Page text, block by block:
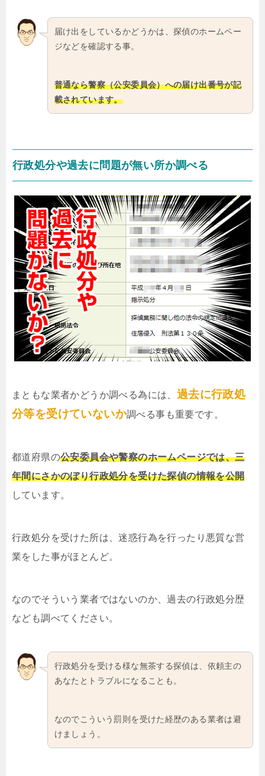
届け出をしているかどうかは、探偵のホームペー
ジなどを確認する事。
普通なら警察（公安委員会）への届け出番号が記
載されています。
行政処分や過去に問題が無い所か調べる
まともな業者かどうか調べる為には、 過去に行政処
分等を受けていないか調べる事も重要です。
都道府県の公安委員会や警察のホームページでは、三
年間にさかのぼり行政処分を受けた探偵の情報を公開
しています。
行政処分を受けた所は、迷惑行為を行ったり悪質な営
業をした事がほとんど。
なのでそういう業者ではないのか、過去の行政処分歴
なども調べてください。
行政処分を受ける様な無茶する探偵は、依頼主の
あなたとトラブルになることも。
なのでこういう罰則を受けた経歴のある業者は避
けましょう。